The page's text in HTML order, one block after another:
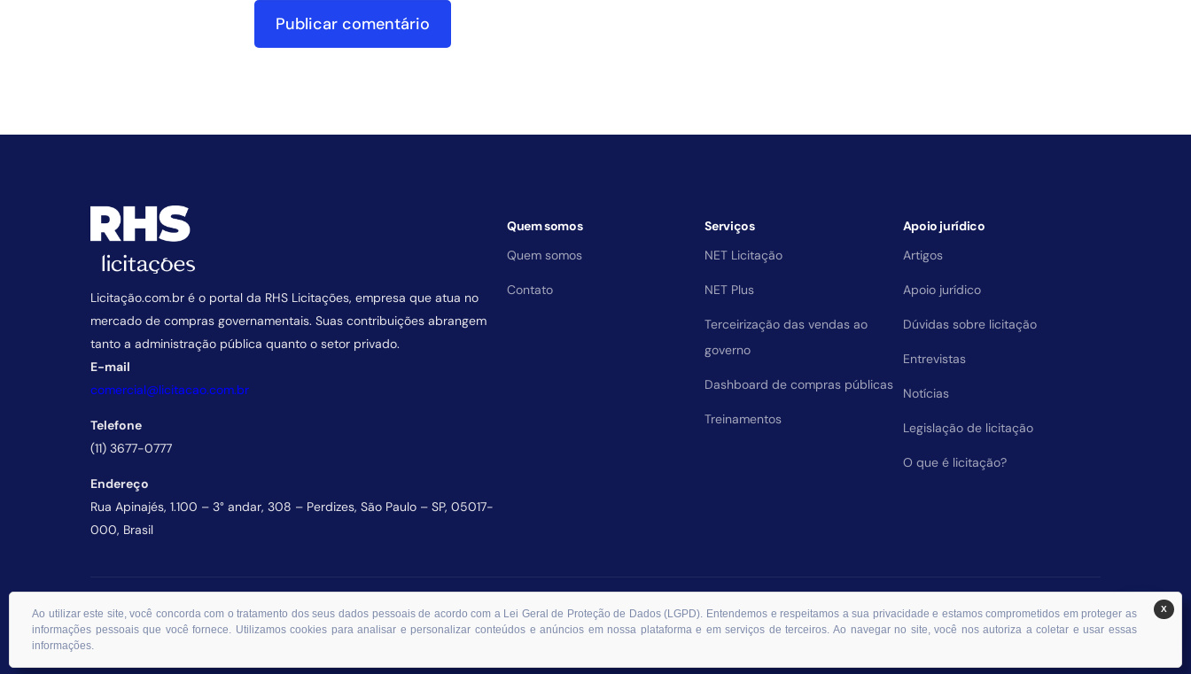
Licitação.com.br é o portal da RHS Licitações, empresa que atua no
mercado de compras governamentais. Suas contribuições abrangem
tanto a administração pública quanto o setor privado.
E-mail
comercial@licitacao.com.br
Telefone
(11) 3677-0777
Endereço
Rua Apinajés, 1.100 – 3° andar, 308 – Perdizes, São Paulo – SP, 05017-
000, Brasil
Quem somos
Quem somos
Contato
Serviços
NET Licitação
NET Plus
Terceirização das vendas ao
governo
Dashboard de compras públicas
Treinamentos
Apoio jurídico
Artigos
Apoio jurídico
Dúvidas sobre licitação
Entrevistas
Notícias
Legislação de licitação
O que é licitação?
X
Ao utilizar este site, você concorda com o tratamento dos seus dados pessoais de acordo com a Lei Geral de Proteção de Dados (LGPD). Entendemos e respeitamos a sua privacidade e estamos comprometidos em proteger as
informações pessoais que você fornece. Utilizamos cookies para analisar e personalizar conteúdos e anúncios em nossa plataforma e em serviços de terceiros. Ao navegar no site, você nos autoriza a coletar e usar essas
informações.